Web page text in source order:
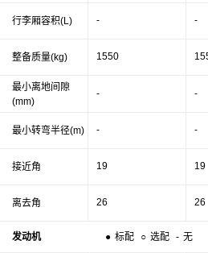
行李厢容积(L)
整备质量(kg)
最小离地间隙
(mm)
最小转弯半径(m)
接近角
离去角
发动机 ● 标配 ○ 选配 - 无
- -
1550
- -
- -
19 19
26 26